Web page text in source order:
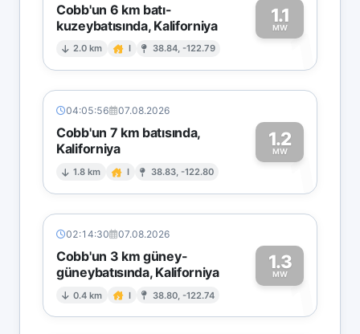
Cobb'un 6 km batı-
kuzeybatısında, Kaliforniya
2.0 km I 38.84, -122.79
1.1
MW1
04:05:56 07.08.2026
Cobb'un 7 km batısında,
Kaliforniya
1.8 km I 38.83, -122.80
1.2
MW1
02:14:30 07.08.2026
Cobb'un 3 km güney-
güneybatısında, Kaliforniya
0.4 km I 38.80, -122.74
1.3
MW1